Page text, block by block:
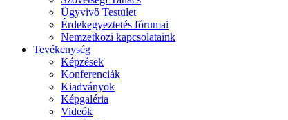
Ügyvivő Testület
Érdekegyeztetés fórumai
Nemzetközi kapcsolataink
Tevékenység
Képzések
Konferenciák
Kiadványok
Képgaléria
Videók